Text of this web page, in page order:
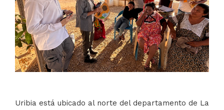
Uribia está ubicado al norte del departamento de La